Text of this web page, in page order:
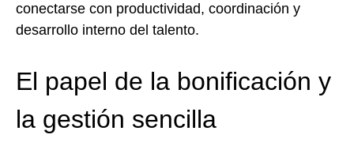
conectarse con productividad, coordinación y
desarrollo interno del talento.
El papel de la bonificación y
la gestión sencilla